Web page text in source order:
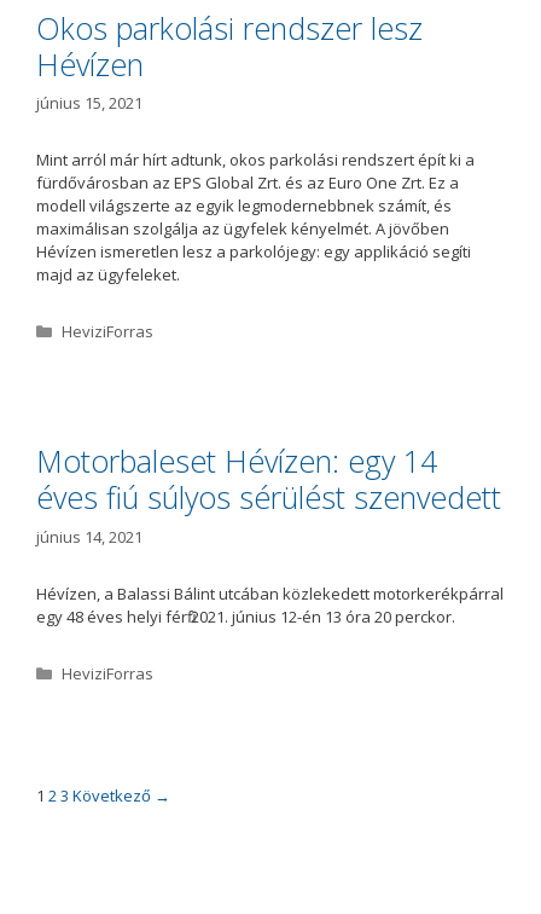
r
i
a
Okos parkolási rendszer lesz
Hévízen
június 15, 2021
Mint arról már hírt adtunk, okos parkolási rendszert épít ki a
fürdővárosban az EPS Global Zrt. és az Euro One Zrt. Ez a
modell világszerte az egyik legmodernebbnek számít, és
maximálisan szolgálja az ügyfelek kényelmét. A jövőben
Hévízen ismeretlen lesz a parkolójegy: egy applikáció segíti
majd az ügyfeleket.
K
r
i
a
HeviziForras
Motorbaleset Hévízen: egy 14
éves fiú súlyos sérülést szenvedett
június 14, 2021
Hévízen, a Balassi Bálint utcában közlekedett motorkerékpárral
egy 48 éves helyi férfi 2021. június 12-én 13 óra 20 perckor.
K
ó
r
HeviziForras
B1 23 Következő →